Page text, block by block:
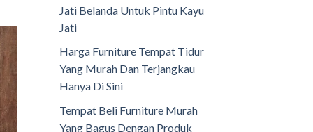
Jati Belanda Untuk Pintu Kayu
Jati
Harga Furniture Tempat Tidur
Yang Murah Dan Terjangkau
Hanya Di Sini
Tempat Beli Furniture Murah
Yang Bagus Dengan Produk